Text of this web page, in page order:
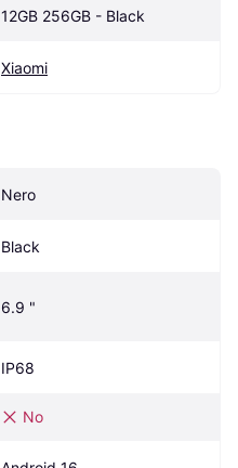
12GB 256GB - Black
Xiaomi
Nero
Black
6.9 "
IP68
No